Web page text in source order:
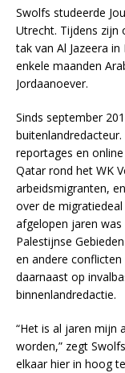
Swolfs studeerde
Utrecht. Tijdens zijn
tak van Al Jazeera
enkele maanden
Jordaanoever.
Sinds september
reportages en
Qatar rond het WK
arbeidsmigranten,
over de
afgelopen jaren
Palestijnse
en andere
daarnaast op
binnenlandredactie.
“Het is al jaren mijn
worden,” zegt
elkaar hier in hoog